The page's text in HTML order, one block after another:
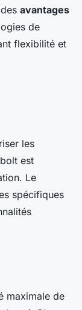
avantages
de
flexibilité et
les
est
Le
spécifiques
maximale de